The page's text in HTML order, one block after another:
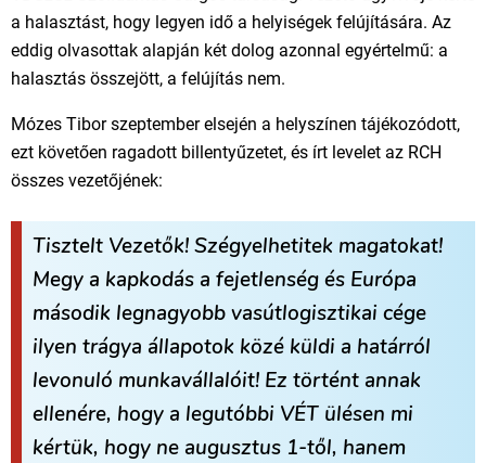
a halasztást, hogy legyen idő a helyiségek felújítására. Az
eddig olvasottak alapján két dolog azonnal egyértelmű: a
halasztás összejött, a felújítás nem.
Mózes Tibor szeptember elsején a helyszínen tájékozódott,
ezt követően ragadott billentyűzetet, és írt levelet az RCH
összes vezetőjének:
Tisztelt Vezetők!Szégyelhetitek magatokat!
Megy a kapkodás a fejetlenség és Európa
második legnagyobb vasútlogisztikai cége
ilyen trágya állapotok közé küldi a határról
levonuló munkavállalóit! Ez történt annak
ellenére, hogy a legutóbbi VÉT ülésen mi
kértük, hogy ne augusztus 1-től, hanem